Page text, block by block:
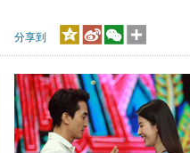
分享到